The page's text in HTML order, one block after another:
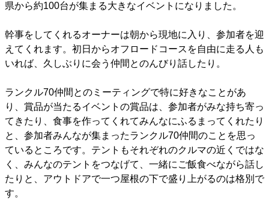
県から約100台が集まる大きなイベントになりました。
幹事をしてくれるオーナーは朝から現地に入り、参加者を迎
えてくれます。初日からオフロードコースを自由に走る人も
いれば、久しぶりに会う仲間とのんびり話したり。
ランクル70仲間とのミーティングで特に好きなことがあ
り、賞品が当たるイベントの賞品は、参加者がみな持ち寄っ
てきたり、食事を作ってくれてみんなにふるまってくれたり
と、参加者みんなが集まったランクル70仲間のことを思っ
ているところです。テントもそれぞれのクルマの近くではな
く、みんなのテントをつなげて、一緒にご飯食べながら話し
たりと、アウトドアで一つ屋根の下で盛り上がるのは格別で
す。